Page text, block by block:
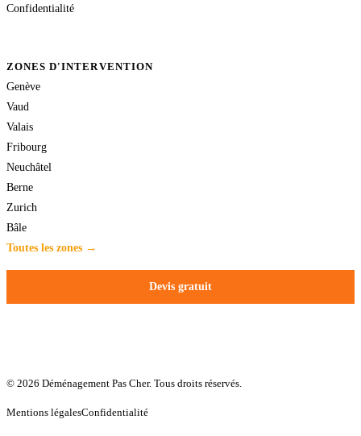
Confidentialité
ZONES D'INTERVENTION
Genève
Vaud
Valais
Fribourg
Neuchâtel
Berne
Zurich
Bâle
Toutes les zones →
Devis gratuit
© 2026 Déménagement Pas Cher. Tous droits réservés.
Mentions légalesConfidentialité